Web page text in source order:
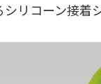
リコーン接着